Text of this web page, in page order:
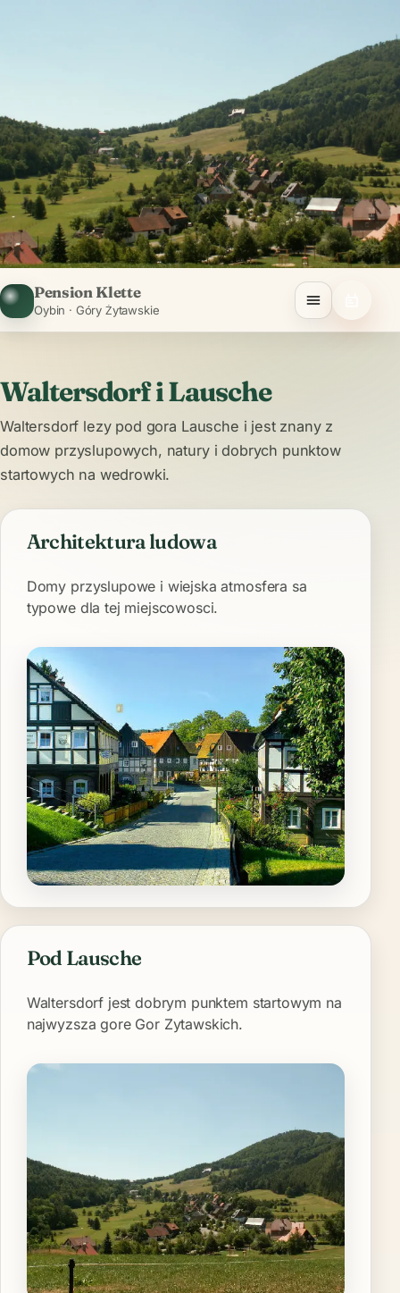
Pension Klette
Oybin · Góry Żytawskie
Waltersdorf i Lausche
Waltersdorf lezy pod gora Lausche i jest znany z
domow przyslupowych, natury i dobrych punktow
startowych na wedrowki.
Architektura ludowa
Domy przyslupowe i wiejska atmosfera sa
typowe dla tej miejscowosci.
Pod Lausche
Waltersdorf jest dobrym punktem startowym na
najwyzsza gore Gor Zytawskich.